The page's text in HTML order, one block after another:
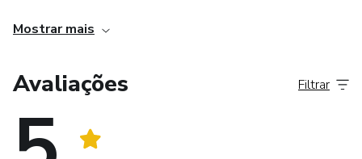
.Mostrar mais
Avaliações Filtrar